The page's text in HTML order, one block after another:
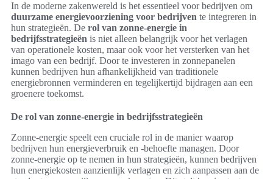
In de moderne zakenwereld is het essentieel voor bedrijven om
duurzame energievoorziening voor bedrijven te integreren in
hun strategieën. De rol van zonne-energie in
bedrijfsstrategieën is niet alleen belangrijk voor het verlagen
van operationele kosten, maar ook voor het versterken van het
imago van een bedrijf. Door te investeren in zonnepanelen
kunnen bedrijven hun afhankelijkheid van traditionele
energiebronnen verminderen en tegelijkertijd bijdragen aan een
groenere toekomst.
De rol van zonne-energie in bedrijfsstrategieën
Zonne-energie speelt een cruciale rol in de manier waarop
bedrijven hun energieverbruik en -behoefte managen. Door
zonne-energie op te nemen in hun strategieën, kunnen bedrijven
hun energiekosten aanzienlijk verlagen en zich aanpassen aan de